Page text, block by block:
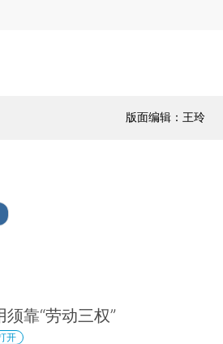
版面编辑：王玲
靠“劳动三权”
开